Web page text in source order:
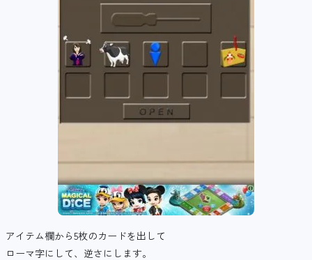
アイテム欄から5枚のカードを出して
ローマ字にして、逆さにします。